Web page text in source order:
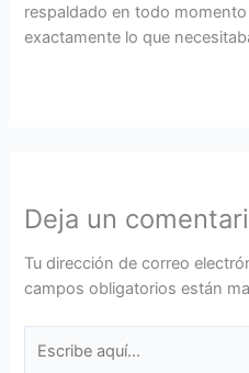
respaldado en todo
exactamente lo que
Deja un
Tu dirección de correo
campos obligatorios están
aquí...